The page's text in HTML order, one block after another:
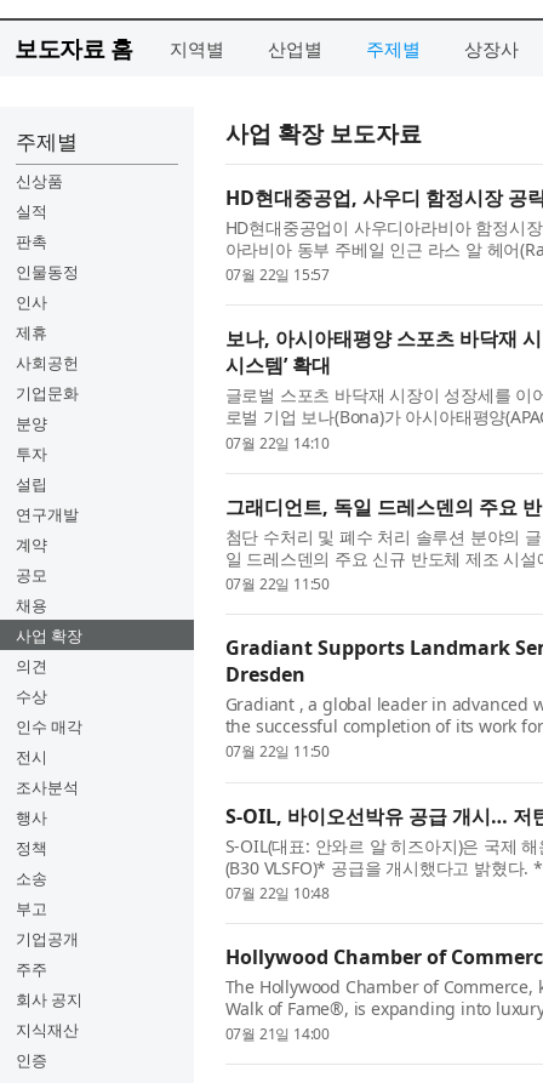
보도자료 홈 지역별 산업별 주제별 상장사
주제별
신상품
실적
판촉
인물동정
인사
제휴
사회공헌
기업문화
분양
투자
설립
연구개발
계약
공모
채용
사업 확장
의견
수상
인수 매각
전시
조사분석
행사
정책
소송
부고
기업공개
주주
회사 공지
지식재산
인증
사업 확장 보도자료
HD현대중공업, 사우디 함정시장 공
HD현대중공업이 사우디아라비아 함정시
아라비아 동부 주베일 인근 라스 알 헤어
디 해군 함정 사업 협력...
07월 22일 15:57
보나, 아시아태평양 스포츠 바닥재
시스템’ 확대
글로벌 스포츠 바닥재 시장이 성장세를
로벌 기업 보나(Bona)가 아시아태평양
시장에서 보나 슈퍼스...
07월 22일 14:10
그래디언트, 독일 드레스덴의 주요
첨단 수처리 및 폐수 처리 솔루션 분야의
일 드레스덴의 주요 신규 반도체 제조 시
을 뒷받침하는 기술...
07월 22일 11:50
Gradiant Supports Landmark
Dresden
Gradiant , a global leader in advanced
the successful completion of its work
in Dresden, strengthening Eur...
07월 22일 11:50
S-OIL, 바이오선박유 공급 개시… 저
S-OIL(대표: 안와르 알 히즈아지)은 국제
(B30 VLSFO)* 공급을 개시했다고 밝혔다
초저유황연료유(VLSFO)에 ...
07월 22일 10:48
Hollywood Chamber of
The Hollywood Chamber of
Walk of Fame®, is expanding into
Scene Hotels & Resorts to la...
07월 21일 14:00